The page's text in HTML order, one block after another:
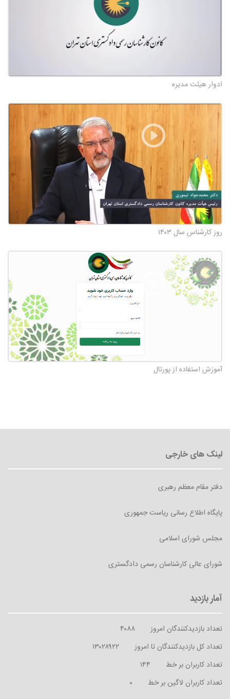
ادوار هیئت مدیره
روز کارشناس سال ۱۴۰۳
آموزش استفاده از پورتال
دفتر مقام معظم رهبری
پایگاه اطلاع رسانی ریاست جمهوری
مجلس شورای اسلامی
شورای عالی کارشناسان رسمی دادگستری
تعداد بازدیدکنندگان امروز
۴۰۸۸
تعداد کل بازدیدکنندگان تا امروز
۱۳۰۲۸۹۲۲
تعداد کاربران بر خط
۱۴۴
تعداد کاربران لاگین بر خط
۰